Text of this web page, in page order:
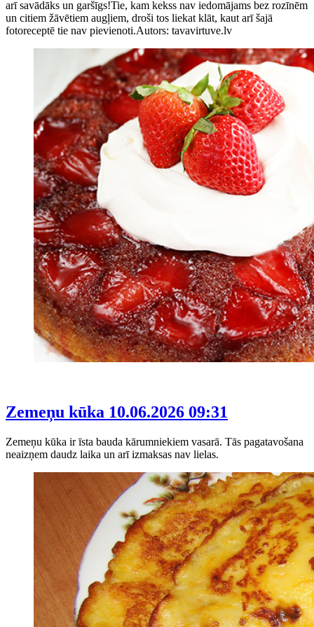
arī savādāks un garšīgs!Tie, kam kekss nav iedomājams bez rozīnēm
un citiem žāvētiem augļiem, droši tos liekat klāt, kaut arī šajā
fotoreceptē tie nav pievienoti.Autors: tavavirtuve.lv
Zemeņu kūka 10.06.2026 09:31
Zemeņu kūka ir īsta bauda kārumniekiem vasarā. Tās pagatavošana
neaizņem daudz laika un arī izmaksas nav lielas.